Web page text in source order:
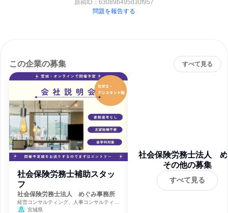
原稿ID： 63089b495d30f957
問題を報告する
この企業の募集 すべて見る
社会保険労務士補助スタッ
フ
社会保険労務士法人 めぐみ事務所
経営コンサルティング、人事コンサルティン
グ、法関連サービス
宮城県
社会保険労務士法人
み事務所
その他の募集
すべて見る